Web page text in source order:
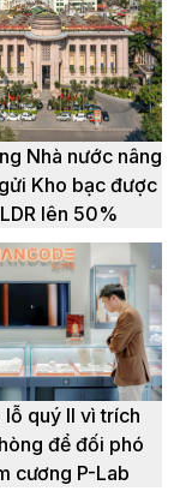
Nhà nước nâng
Kho bạc được
lên 50%
lỗ quý II vì trích
để đối phó
cương P-Lab